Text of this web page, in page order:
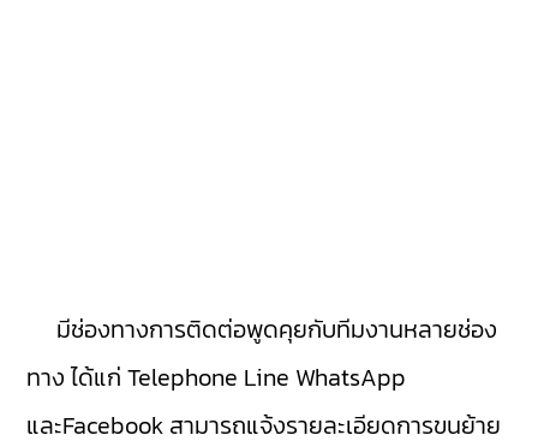
มีช่องทางการติดต่อพูดคุยกับทีมงานหลายช่อง
ทาง ได้แก่ Telephone Line WhatsApp
และFacebook สามารถแจ้งรายละเอียดการขนย้าย